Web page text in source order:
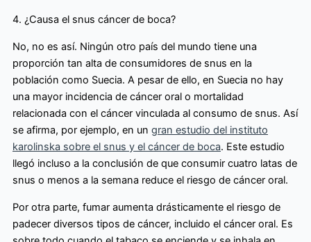
4. ¿Causa el snus cáncer de boca?
No, no es así. Ningún otro país del mundo tiene una
proporción tan alta de consumidores de snus en la
población como Suecia. A pesar de ello, en Suecia no hay
una mayor incidencia de cáncer oral o mortalidad
relacionada con el cáncer vinculada al consumo de snus. Así
se afirma, por ejemplo, en un gran estudio del instituto
karolinska sobre el snus y el cáncer de boca. Este estudio
llegó incluso a la conclusión de que consumir cuatro latas de
snus o menos a la semana reduce el riesgo de cáncer oral.
Por otra parte, fumar aumenta drásticamente el riesgo de
padecer diversos tipos de cáncer, incluido el cáncer oral. Es